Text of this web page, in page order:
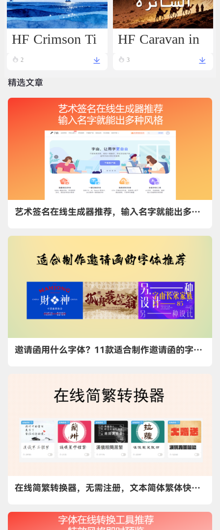
HF Crimson Ti
de
2
HF Caravan in
Motion
3
精选文章
艺术签名在线生成器推荐，输入名字就能出多种风格
邀请函用什么字体？11款适合制作邀请函的字体推荐
在线简繁转换器，无需注册，文本简体繁体快速转换